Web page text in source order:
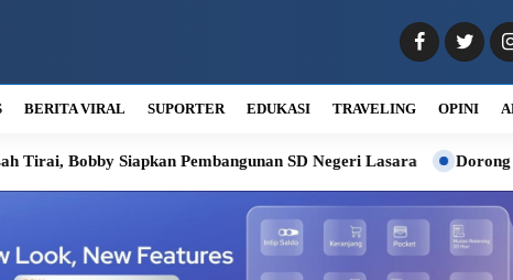
BERITA VIRAL SUPORTER EDUKASI TRAVELING OPINI
Pembangunan SD Negeri Lasara Dorong Hilirisasi